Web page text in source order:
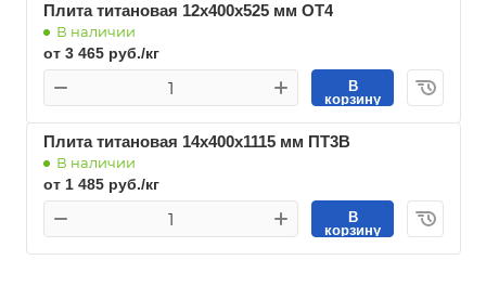
Плита титановая 12х400х525 мм ОТ4
В наличии
от 3 465 руб./кг
В
корзину
Плита титановая 14х400х1115 мм ПТ3В
В наличии
от 1 485 руб./кг
В
корзину